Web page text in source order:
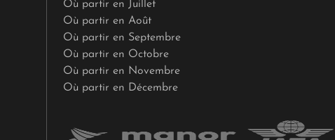
Où partir en Juillet
Où partir en Août
Où partir en Septembre
Où partir en Octobre
Où partir en Novembre
Où partir en Décembre